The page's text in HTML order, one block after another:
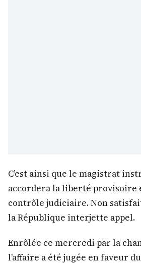
C’est ainsi que le magistrat
accordera la liberté provisoire
contrôle judiciaire. Non
la République interjette appel.
Enrôlée ce mercredi par la
l’affaire a été jugée en faveur